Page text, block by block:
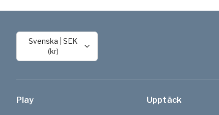
Svenska |SEK
(kr)
Play Upptäck